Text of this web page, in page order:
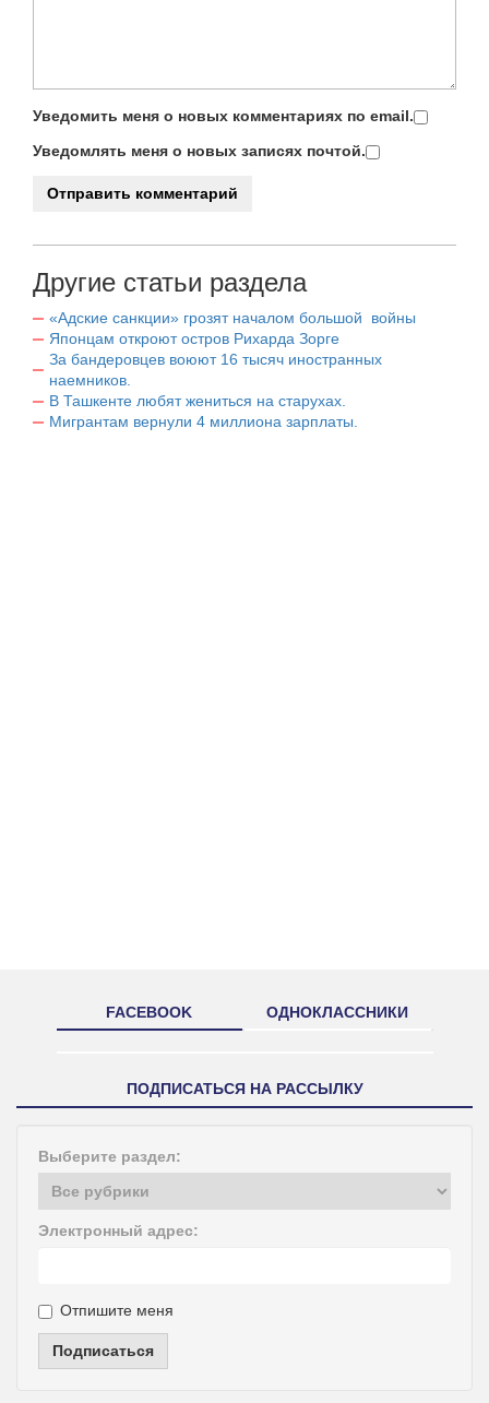
Уведомить меня о новых комментариях по email.
Уведомлять меня о новых записях почтой.
Другие статьи раздела
«Адские санкции» грозят началом большой войны
Японцам откроют остров Рихарда Зорге
За бандеровцев воюют 16 тысяч иностранных
наемников.
В Ташкенте любят жениться на старухах.
Мигрантам вернули 4 миллиона зарплаты.
FACEBOOK ОДНОКЛАССНИКИ
ПОДПИСАТЬСЯ НА РАССЫЛКУ
Выберите раздел:
Электронный адрес:
Отпишите меня
Подписаться